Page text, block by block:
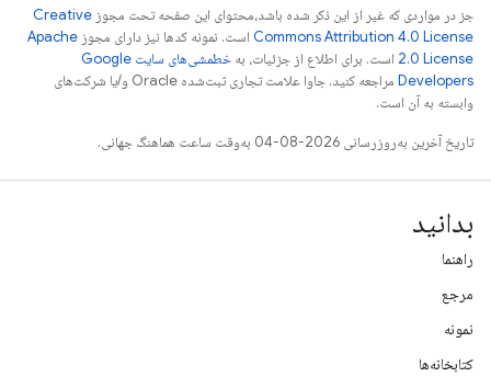
جز در مواردی که غیر از این ذکر شده باشد،‌محتوای این صفحه تحت مجوز Creative
Commons Attribution 4.0 License است. نمونه کدها نیز دارای مجوز Apache
2.0 License است. برای اطلاع از جزئیات، به
خطمشی‌های سایت Google
Developers‏
مراجعه کنید. جاوا علامت تجاری ثبت‌شده Oracle و/یا شرکت‌های
وابسته به آن است.
تاریخ آخرین به‌روزرسانی 2026-08-04 به‌وقت ساعت هماهنگ جهانی.
بدانید
راهنما
مرجع
نمونه
کتابخانه‌ها